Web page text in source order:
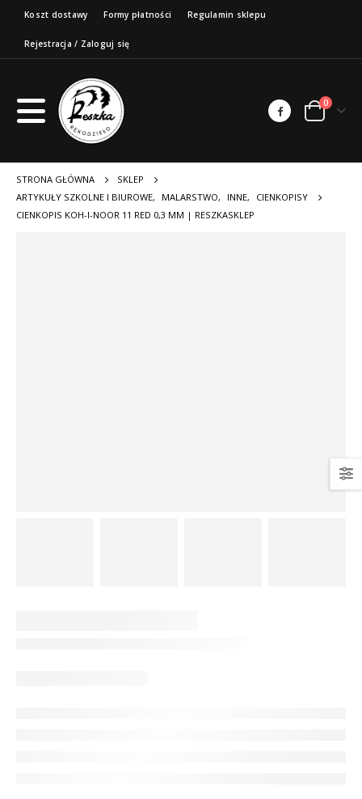
Koszt dostawy Formy płatności Regulamin sklepu
Rejestracja / Zaloguj się
0
STRONA GŁÓWNA
SKLEP
ARTYKUŁY SZKOLNE I BIUROWE, MALARSTWO, INNE,
CIENKOPISY
CIENKOPIS KOH-I-NOOR 11 RED 0,3 MM | RESZKASKLEP